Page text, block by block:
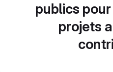
publics
projets